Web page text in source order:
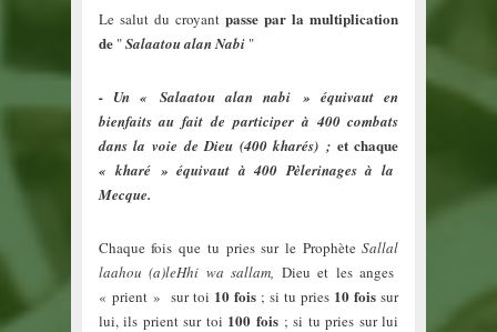
Le salut du croyantpasse par la multiplication
de "Salaatou alan Nabi "
- Un « Salaatou alan nabi » équivaut en
bienfaits au fait de participer à 400 combats
dans la voie de Dieu (400 kharés) ; et chaque
« kharé » équivaut à 400 Pèlerinages à la
Mecque.
Chaque fois que tu pries sur le ProphèteSallal
laahou (a)leHhi wa sallam Dieu et les anges
« prient » sur toi 10 fois; si tu pries 10 fois sur
lui, ils prient sur toi 100 fois; si tu pries sur lui